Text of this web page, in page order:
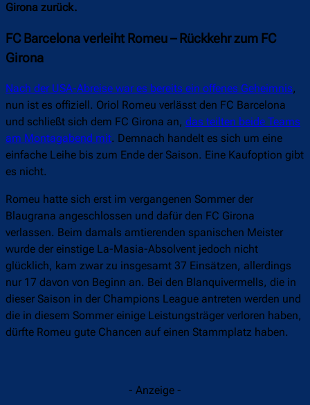
Girona zurück.
FC Barcelona verleiht Romeu – Rückkehr zum FC
Girona
Nach der USA-Abreise war es bereits ein offenes Geheimnis,
nun ist es offiziell. Oriol Romeu verlässt den FC Barcelona
und schließt sich dem FC Girona an, das teilten beide Teams
am Montagabend mit. Demnach handelt es sich um eine
einfache Leihe bis zum Ende der Saison. Eine Kaufoption gibt
es nicht.
Romeu hatte sich erst im vergangenen Sommer der
Blaugrana angeschlossen und dafür den FC Girona
verlassen. Beim damals amtierenden spanischen Meister
wurde der einstige La-Masia-Absolvent jedoch nicht
glücklich, kam zwar zu insgesamt 37 Einsätzen, allerdings
nur 17 davon von Beginn an. Bei den Blanquivermells, die in
dieser Saison in der Champions League antreten werden und
die in diesem Sommer einige Leistungsträger verloren haben,
dürfte Romeu gute Chancen auf einen Stammplatz haben.
- Anzeige -